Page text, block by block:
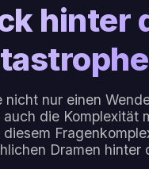
hinter
nicht nur einen
die Komplexität
Dramen hinter